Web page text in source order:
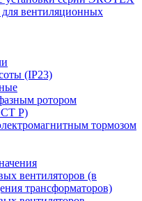
вентиляционных
(IP23)
ротором
Р)
тормозом
вентиляторов (в
трансформаторов)